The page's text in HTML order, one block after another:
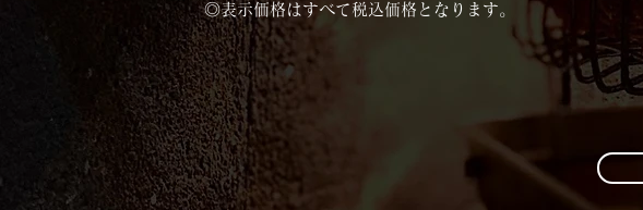
​◎表示価格はすべて税込価格となります。​